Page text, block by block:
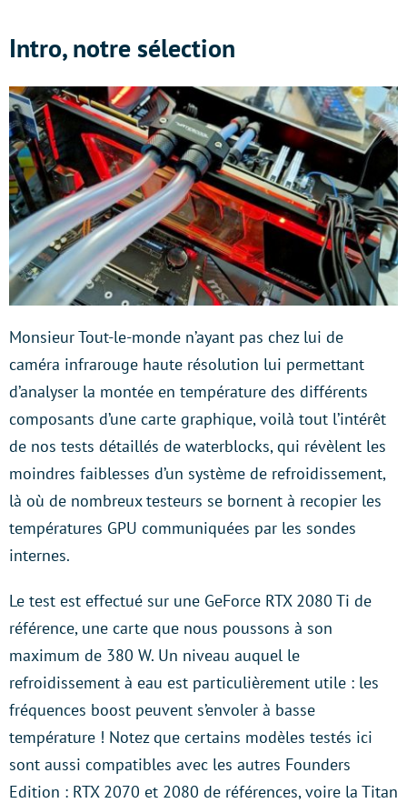
Intro, notre sélection
Monsieur Tout-le-monde n’ayant pas chez lui de
caméra infrarouge haute résolution lui permettant
d’analyser la montée en température des différents
composants d’une carte graphique, voilà tout l’intérêt
de nos tests détaillés de waterblocks, qui révèlent les
moindres faiblesses d’un système de refroidissement,
là où de nombreux testeurs se bornent à recopier les
températures GPU communiquées par les sondes
internes.
Le test est effectué sur une GeForce RTX 2080 Ti de
référence, une carte que nous poussons à son
maximum de 380 W. Un niveau auquel le
refroidissement à eau est particulièrement utile : les
fréquences boost peuvent s’envoler à basse
température ! Notez que certains modèles testés ici
sont aussi compatibles avec les autres Founders
Edition : RTX 2070 et 2080 de références, voire la Titan